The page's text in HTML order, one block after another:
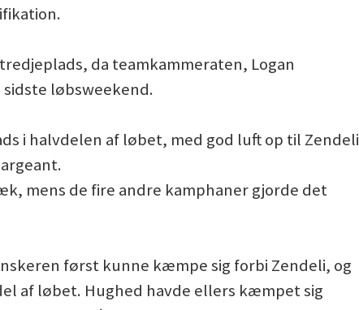
da teamkammeraten, Logan
løbsweekend.
i halvdelen af løbet, med god luft op til Zendeli
mens de fire andre kamphaner gjorde det
først kunne kæmpe sig forbi Zendeli, og
af løbet. Hughed havde ellers kæmpet sig